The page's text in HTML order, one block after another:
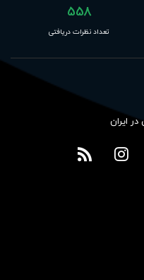
558
تعداد نظرات دریافتی